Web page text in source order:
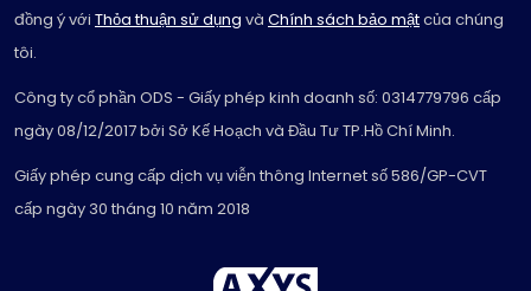
đồng ý với Thỏa thuận sử dụng và Chính sách bảo mậtcủa chúng
tôi.
Công ty cổ phần ODS - Giấy phép kinh doanh số: 0314779796 cấp
ngày 08/12/2017 bởi Sở Kế Hoạch và Đầu Tư TP.Hồ Chí Minh.
Giấy phép cung cấp dịch vụ viễn thông Internet số 586/GP-CVT
cấp ngày 30 tháng 10 năm 2018